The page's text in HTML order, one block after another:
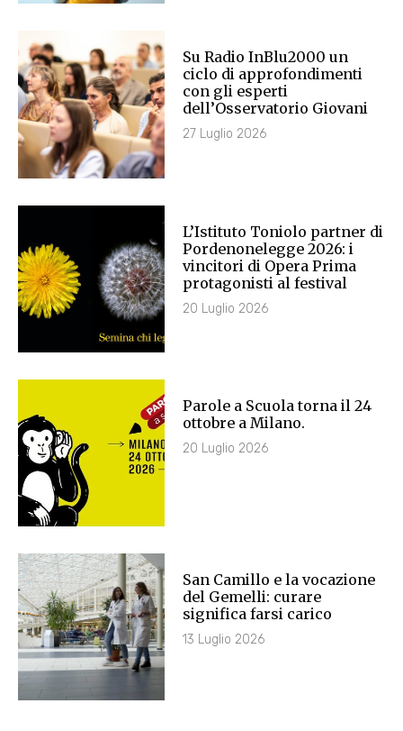
Su Radio InBlu2000 un
ciclo di approfondimenti
con gli esperti
dell’Osservatorio Giovani
27 Luglio 2026
L’Istituto Toniolo partner di
Pordenonelegge 2026: i
vincitori di Opera Prima
protagonisti al festival
20 Luglio 2026
Parole a Scuola torna il 24
ottobre a Milano.
20 Luglio 2026
San Camillo e la vocazione
del Gemelli: curare
significa farsi carico
13 Luglio 2026